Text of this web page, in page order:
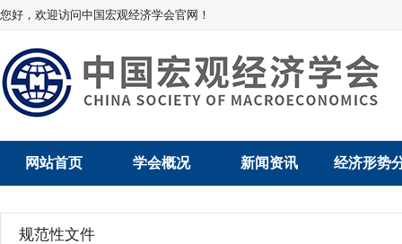
您好，欢迎访问中国宏观经济学会官网！
网站首页 学会概况 新闻资讯 经济形势
规范性文件